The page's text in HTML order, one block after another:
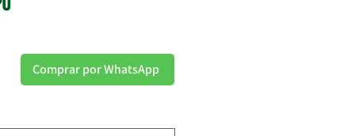
Comprar por WhatsApp